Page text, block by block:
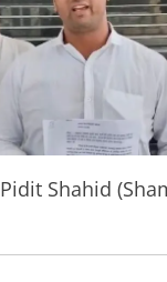
Pidit Shahid